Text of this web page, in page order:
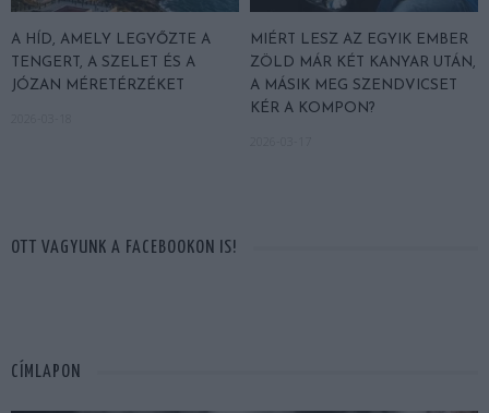
A HÍD, AMELY LEGYŐZTE A
TENGERT, A SZELET ÉS A
JÓZAN MÉRETÉRZÉKET
MIÉRT LESZ AZ EGYIK EMBER
ZÖLD MÁR KÉT KANYAR UTÁN,
A MÁSIK MEG SZENDVICSET
KÉR A KOMPON?
OTT VAGYUNK A FACEBOOKON IS!
CÍMLAPON